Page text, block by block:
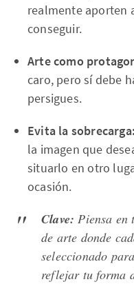
realmente aporten
conseguir.
Arte como
caro, pero sí debe
persigues.
Evita la sobrecarga:
la imagen que
situarlo en otro
ocasión.
Clave: Piensa en
de arte donde
seleccionado
reflejar tu forma